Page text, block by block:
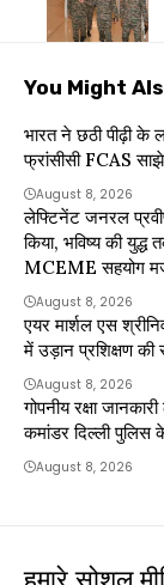
You Might
भारत ने छठी पीढ़ी के
फ्रांसीसी FCAS
August 8, 2026
लेफ्टिनेंट जनरल
किया, भविष्य की
MCEME सहयोग
August 8, 2026
एयर मार्शल एस
में उड़ान प्रशिक्षण की
August 8, 2026
गोपनीय रक्षा
कमांडर दिल्ली पुलिस
August 8, 2026